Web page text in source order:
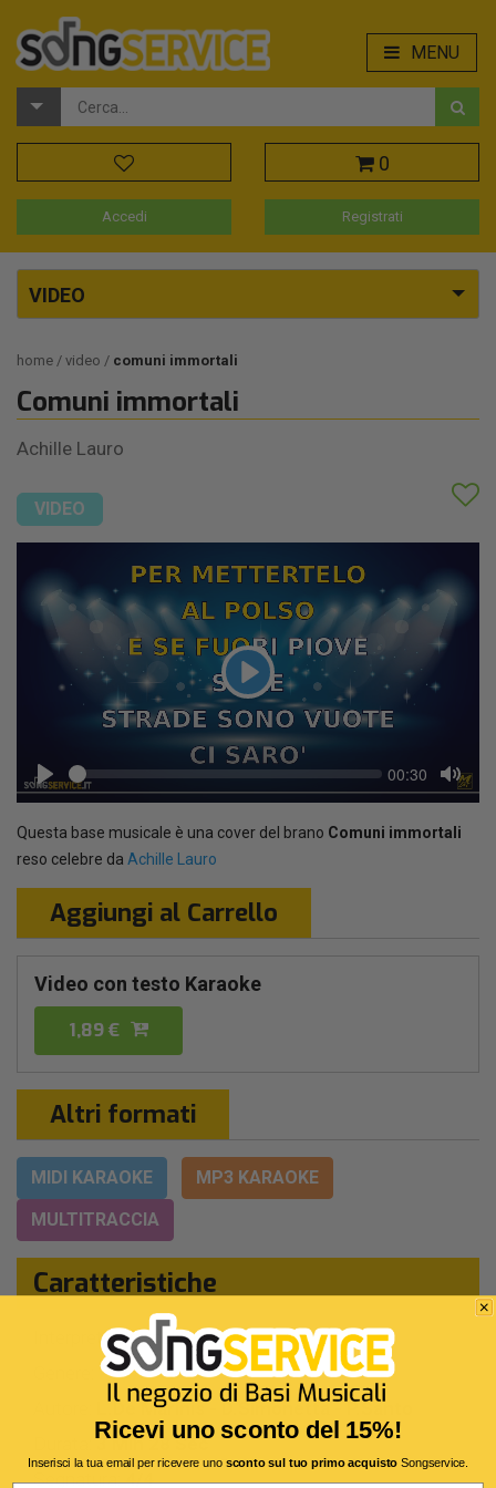
MENU
0
Accedi Registrati
VIDEO
home video comuni immortali
Comuni immortali
Achille Lauro
VIDEO
Play
Play
Seek Current
time
00:30
Mute
Questa base musicale è una cover del brano Comuni immortali
reso celebre da Achille Lauro
Aggiungi al Carrello
Video con testo Karaoke
1,89 €
Altri formati
MIDI KARAOKE
MP3 KARAOKE
MULTITRACCIA
Caratteristiche
Interprete Originale:Achille Lauro
Pop/rock Italiano
L.De Marinis - D.Simonetta - P.Santo
3 Min 28 Sec
Segnatura:4/4
Ricevi uno sconto del 15%!
Inserisci la tua email per ricevere uno sconto sul tuo primo acquistoSongservice.